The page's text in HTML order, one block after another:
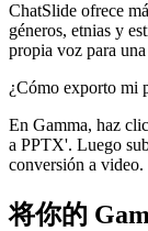
ChatSlide ofrece
géneros, etnias y
propia voz para
¿Cómo exporto mi
En Gamma, haz
a PPTX'. Luego
conversión a video.
将你的